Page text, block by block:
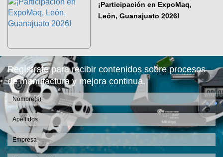
¡Participación en ExpoMaq,
León, Guanajuato 2026!
Regístrate para recibir contenidos sobre procesos
de manufactura y mejora continua.